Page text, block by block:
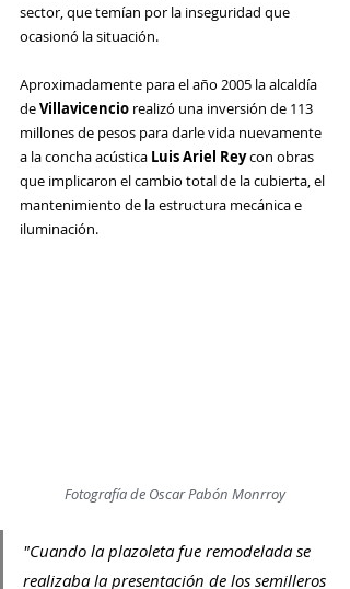
sector, que temían por la inseguridad que
ocasionó la situación.
Aproximadamente para el año 2005 la alcaldía
de Villavicencio realizó una inversión de 113
millones de pesos para darle vida nuevamente
a la concha acústica Luis Ariel Rey con obras
que implicaron el cambio total de la cubierta, el
mantenimiento de la estructura mecánica e
iluminación.
Fotografía de Oscar Pabón Monrroy
"Cuando la plazoleta fue remodelada se
realizaba la presentación de los semilleros